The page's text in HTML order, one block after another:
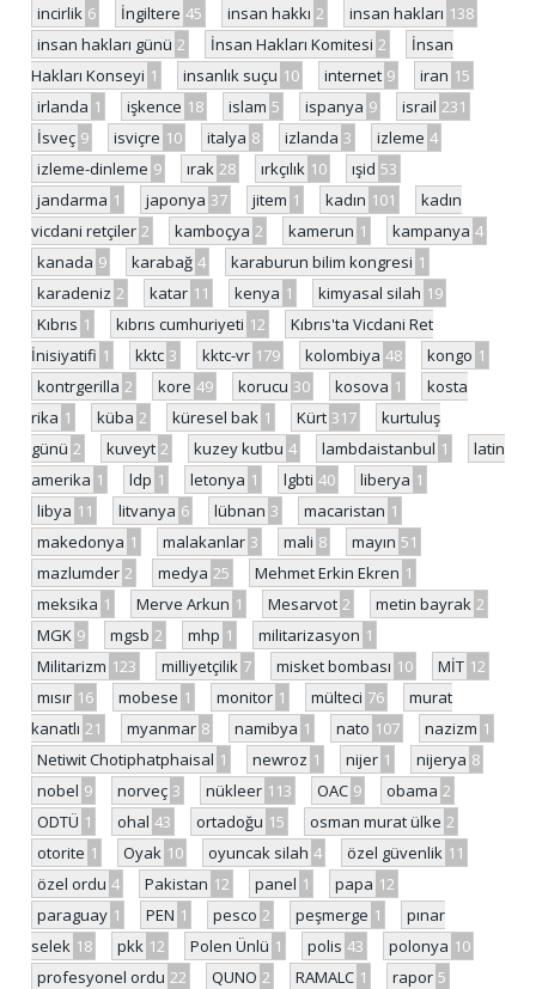
incirlik 6 İngiltere 45 insan hakkı 2 insan hakları 138
insan hakları günü 2 İnsan Hakları Komitesi 2
İnsan
Hakları Konseyi 1 insanlık suçu 10 internet 9 iran 15
irlanda 1 işkence 18 islam 5 ispanya 9 israil 231
İsveç 9 isviçre 10 italya 8 izlanda 3 izleme 4
izleme-dinleme 9 ırak 28 ırkçılık 10 ışid 53
jandarma 1 japonya 37 jitem 1 kadın 101
kadın
vicdani retçiler 2 kamboçya 2 kamerun 1 kampanya 4
kanada 9 karabağ 4 karaburun bilim kongresi 1
karadeniz 2 katar 11 kenya 1 kimyasal silah 19
Kıbrıs 1 kıbrıs cumhuriyeti 12
Kıbrıs'ta Vicdani Ret
İnisiyatifi 1 kktc 3 kktc-vr 179 kolombiya 48 kongo 1
kontrgerilla 2 kore 49 korucu 30 kosova 1
kosta
rika 1 küba 2 küresel bak 1 Kürt 317
kurtuluş
günü 2 kuveyt 2 kuzey kutbu 4 lambdaistanbul 1
latin
amerika 1 ldp 1 letonya 1 lgbti 40 liberya 1
libya 11 litvanya 6 lübnan 3 macaristan 1
makedonya 1 malakanlar 3 mali 8 mayın 51
mazlumder 2 medya 25 Mehmet Erkin Ekren 1
meksika 1 Merve Arkun 1 Mesarvot 2 metin bayrak 2
MGK 9 mgsb 2 mhp 1 militarizasyon 1
Militarizm 123 milliyetçilik 7 misket bombası 10 MİT 12
mısır 16 mobese 1 monitor 1 mülteci 76
murat
kanatlı 21 myanmar 8 namibya 1 nato 107 nazizm 1
Netiwit Chotiphatphaisal 1 newroz 1 nijer 1 nijerya 8
nobel 9 norveç 3 nükleer 113 OAC 9 obama 2
ODTÜ 1 ohal 43 ortadoğu 15 osman murat ülke 2
otorite 1 Oyak 10 oyuncak silah 4 özel güvenlik 11
özel ordu 4 Pakistan 12 panel 1 papa 12
paraguay 1 PEN 1 pesco 2 peşmerge 1
pınar
selek 18 pkk 12 Polen Ünlü 1 polis 43 polonya 10
profesyonel ordu 22 QUNO 2 RAMALC 1 rapor 5